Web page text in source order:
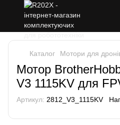
Каталог Мотори для
Мотор
V3 1115KV для
Артикул: 2812_V3_1115KV